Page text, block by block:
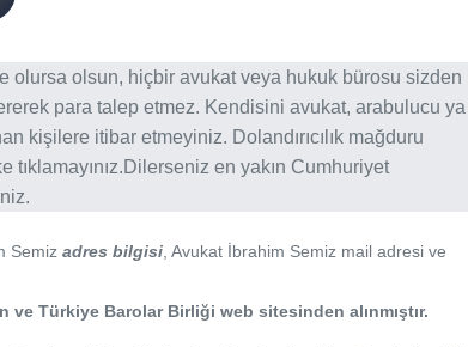
olursa olsun, hiçbir avukat veya hukuk bürosu sizden
para talep etmez. Kendisini avukat, arabulucu
kişilere itibar etmeyiniz. Dolandırıcılık mağduru
tıklamayınız.Dilerseniz en yakın Cumhuriyet
Semiz adres bilgisi , Avukat İbrahim Semiz mail adresi ve
ve Türkiye Barolar Birliği web sitesinden alınmıştır.